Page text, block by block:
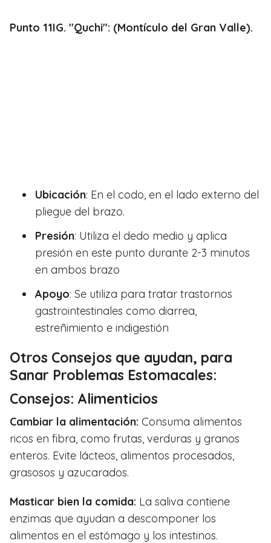
Punto 11IG. "Quchi": (Montículo del Gran Valle).
Ubicación: En el codo, en el lado externo del
pliegue del brazo.
Presión: Utiliza el dedo medio y aplica
presión en este punto durante 2-3 minutos
en ambos brazo
Apoyo: Se utiliza para tratar trastornos
gastrointestinales como diarrea,
estreñimiento e indigestión
Otros Consejos que ayudan, para
Sanar Problemas Estomacales:
Consejos: Alimenticios
Cambiar la alimentación: Consuma alimentos
ricos en fibra, como frutas, verduras y granos
enteros. Evite lácteos, alimentos procesados,
grasosos y azucarados.
Masticar bien la comida: La saliva contiene
enzimas que ayudan a descomponer los
alimentos en el estómago y los intestinos.